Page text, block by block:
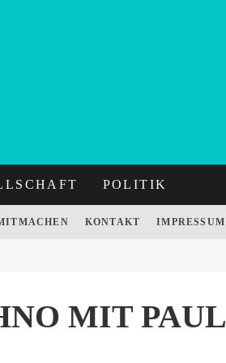
POLITIK
KONTAKT IMPRESSUM
MIT PAUL